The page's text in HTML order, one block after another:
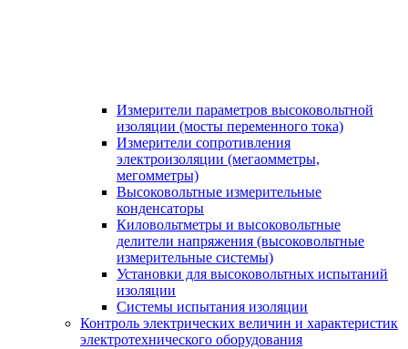
Измерители параметров высоковольтной
изоляции (мосты переменного тока)
Измерители сопротивления
электроизоляции (мегаомметры,
мегомметры)
Высоковольтные измерительные
конденсаторы
Киловольтметры и высоковольтные
делители напряжения (высоковольтные
измерительные системы)
Установки для высоковольтных испытаний
изоляции
Системы испытания изоляции
Контроль электрических величин и характеристик
электротехнического оборудования